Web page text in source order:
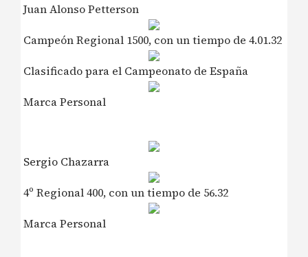
Juan Alonso Petterson
Campeón Regional 1500, con un tiempo de 4.01.32
Clasificado para el Campeonato de España
Marca Personal
Sergio Chazarra
4º Regional 400, con un tiempo de 56.32
Marca Personal